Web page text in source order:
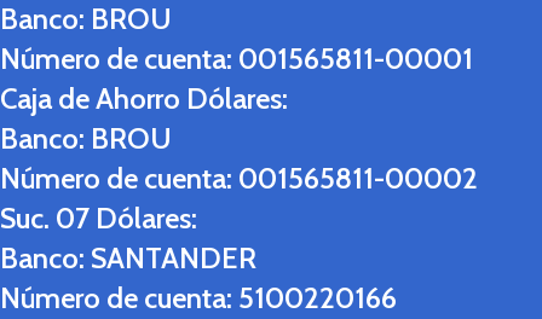
Banco: BROU
Número de cuenta: 001565811-00001
Caja de Ahorro Dólares:
Banco: BROU
Número de cuenta: 001565811-00002
Suc. 07 Dólares:
Banco: SANTANDER
Número de cuenta: 5100220166